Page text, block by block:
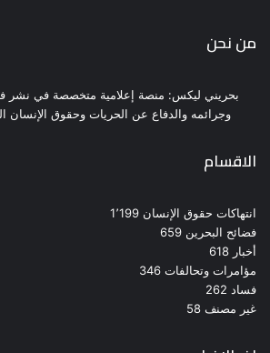
من نحن
بحريني ليكس: منصة إعلامية متخصصة في نشر
وجرائمه والدفاع عن الحريات وحقوق الإنسان
الاقسام
انتهاكات حقوق الإنسان 1٬199
فضائح البحرين 659
أخبار 618
مؤامرات وتحالفات 346
فساد 262
غير مصنف 58